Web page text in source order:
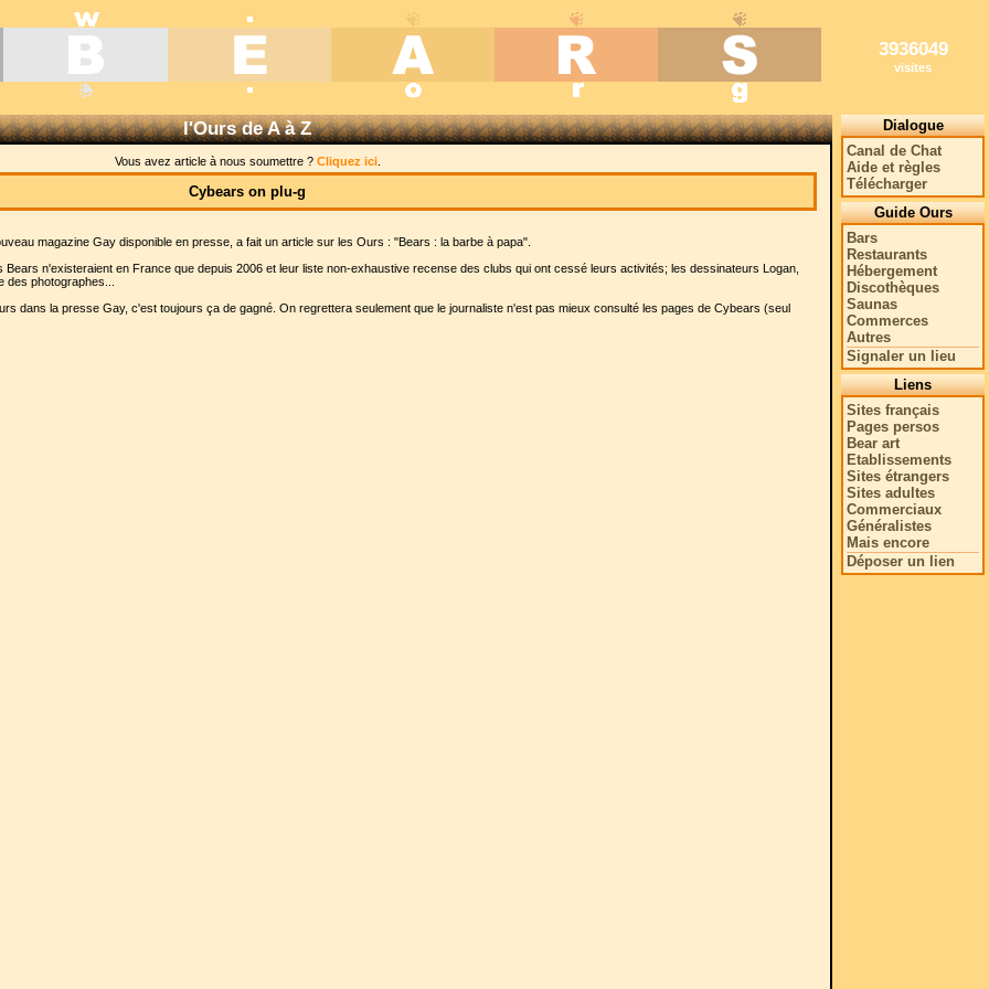
3936049
visites
l'Ours de A à Z
Vous avez article à nous soumettre ? Cliquez ici.
Cybears on plu-g
magazine Gay disponible en presse, a fait un article sur les Ours : "Bears : la barbe à papa".
n'existeraient en France que depuis 2006 et leur liste non-exhaustive recense des clubs qui ont cessé leurs activités; les dessinateurs Logan,
photographes...
dans la presse Gay, c'est toujours ça de gagné. On regrettera seulement que le journaliste n'est pas mieux consulté les pages de Cybears (seul
Dialogue
Canal de Chat
Aide et règles
Télécharger
Guide Ours
Bars
Restaurants
Hébergement
Discothèques
Saunas
Commerces
Autres
Signaler un lieu
Liens
Sites français
Pages persos
Bear art
Etablissements
Sites étrangers
Sites adultes
Commerciaux
Généralistes
Mais encore
Déposer un lien